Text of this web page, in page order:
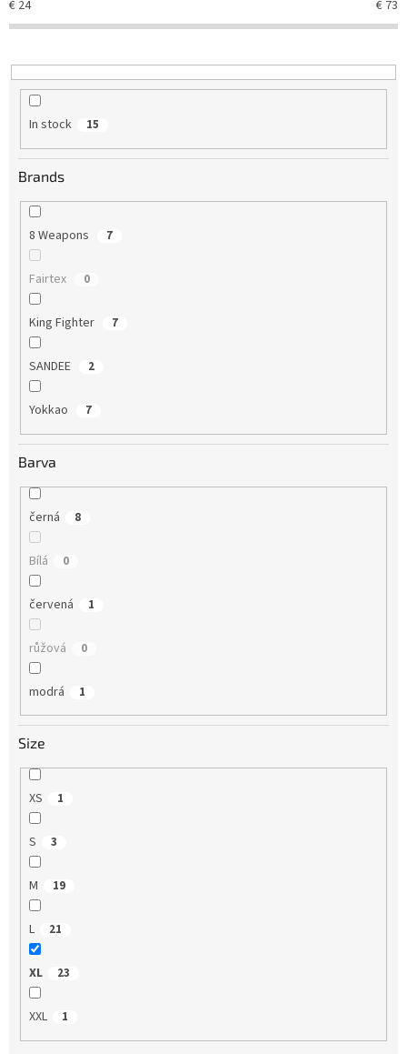
r
i
n
€ 24 € 73
In stock 15
Brands
8 Weapons 7
Fairtex 0
King Fighter 7
SANDEE 2
Yokkao 7
Barva
černá 8
Bílá 0
červená 1
růžová 0
modrá 1
Size
XS 1
S 3
M 19
L 21
XL 23
XXL 1